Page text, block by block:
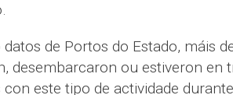
datos de Portos do Estado, máis
desembarcaron ou estiveron en
este tipo de actividade